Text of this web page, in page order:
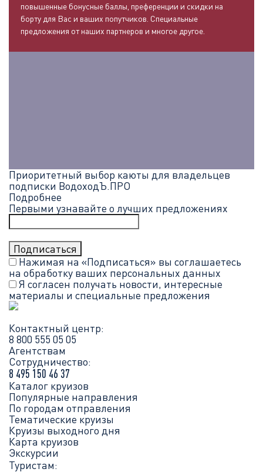
повышенные бонусные баллы, преференции и скидки на
борту для Вас и ваших попутчиков. Специальные
предложения от наших партнеров и многое другое.
Приоритетный выбор каюты для владельцев
подписки ВодоходЪ.ПРО
Подробнее
Первыми узнавайте о лучших предложениях
Нажимая на «Подписаться» вы соглашаетесь
на обработку ваших персональных данных
Я согласен получать новости, интересные
материалы и специальные предложения
Контактный центр:
8 800 555 05 05
Агентствам
Сотрудничество:
8 495 150 46 37
Каталог круизов
Популярные направления
По городам отправления
Тематические круизы
Круизы выходного дня
Карта круизов
Экскурсии
Туристам: